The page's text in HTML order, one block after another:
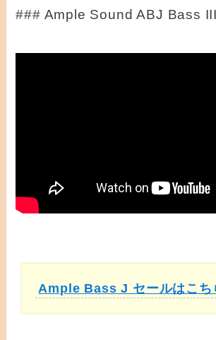
### Ample Sound ABJ Bass
Ample Bass J セールはこち